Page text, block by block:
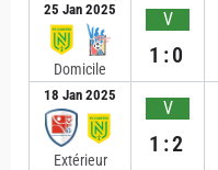
25 Jan 2025
Domicile
V
1:0
18 Jan 2025
Extérieur
V
1:2